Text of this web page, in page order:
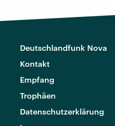
Deutschlandfunk Nova
Kontakt
Empfang
Trophäen
Datenschutzerklärung